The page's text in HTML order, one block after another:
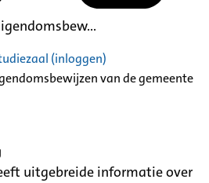
(inloggen)
van de gemeente
uitgebreide informatie over